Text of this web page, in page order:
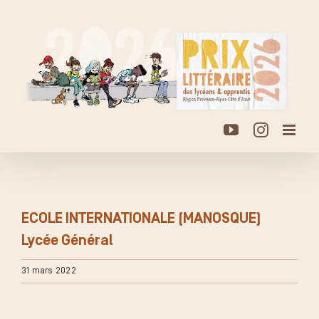
YouTube
ECOLE INTERNATIONALE (MANOSQUE)
Lycée Général
31 mars 2022